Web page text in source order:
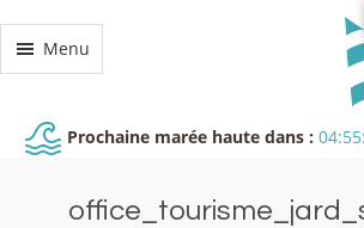
Menu
Prochaine marée haute dans :